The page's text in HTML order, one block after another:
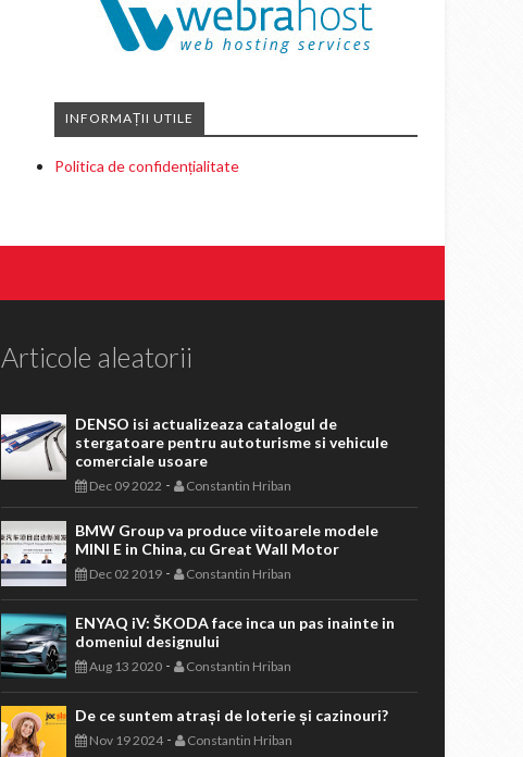
INFORMAȚII UTILE
Politica de confidențialitate
Articole aleatorii
DENSO isi actualizeaza catalogul de
stergatoare pentru autoturisme si vehicule
comerciale usoare
Dec 09 2022 - Constantin Hriban
BMW Group va produce viitoarele modele
MINI E in China, cu Great Wall Motor
Dec 02 2019- Constantin Hriban
ENYAQ iV: ŠKODA face inca un pas inainte in
domeniul designului
Aug 13 2020- Constantin Hriban
De ce suntem atrași de loterie și cazinouri?
Nov 19 2024- Constantin Hriban